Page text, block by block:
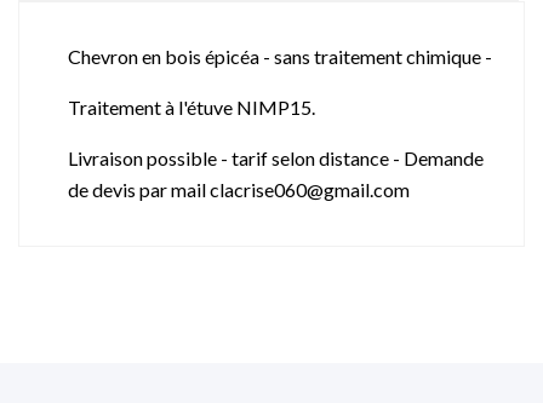
Chevron en bois épicéa - sans traitement chimique -
Traitement à l'étuve NIMP15.
Livraison possible - tarif selon distance - Demande
de devis par mail clacrise060@gmail.com